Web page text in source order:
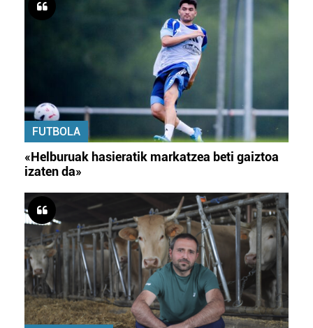
FUTBOLA
«Helburuak hasieratik markatzea beti gaiztoa
izaten da»